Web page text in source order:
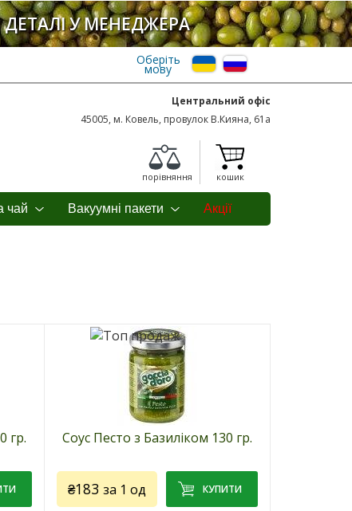
ДЕТАЛІ У МЕНЕДЖЕРА
Оберіть
мову
Центральний офіс
45005, м. Ковель, провулок В.Кияна, 61а
порівняння кошик
чай Вакуумні пакети Акції
гр. Соус Песто з Базиліком 130 гр.
₴183 за 1 од